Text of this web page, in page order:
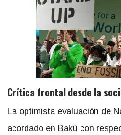
Crítica frontal desde la
La optimista evaluación de
acordado en Bakú con